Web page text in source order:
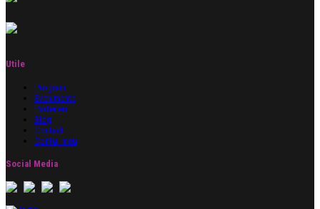
Utile
Program
Evenimente
Parteneri
Blog
Contact
Contul meu
Social Media